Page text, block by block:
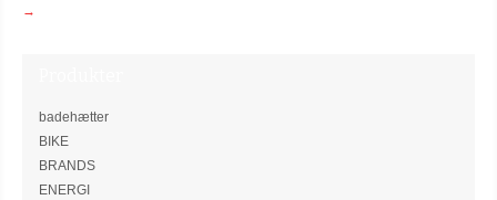
→
badehætter
BIKE
BRANDS
ENERGI